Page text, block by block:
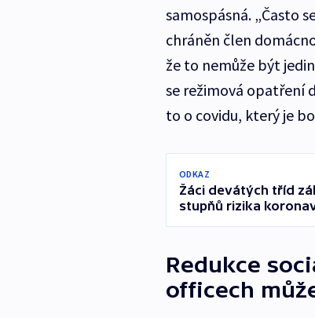
samospásná. „Často
chráněn člen
že to nemůže být
se režimová opatření
to o covidu, který je
ODKAZ
Žáci devátých tříd
stupňů rizika
Redukce
officech